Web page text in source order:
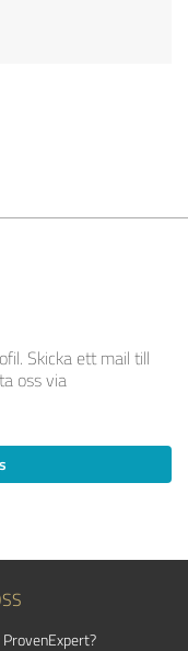
Skicka ett mail till
oss via